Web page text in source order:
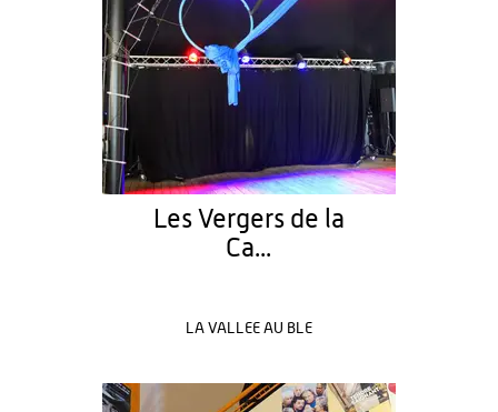
Les Vergers de la
Ca...
LA VALLEE AU BLE